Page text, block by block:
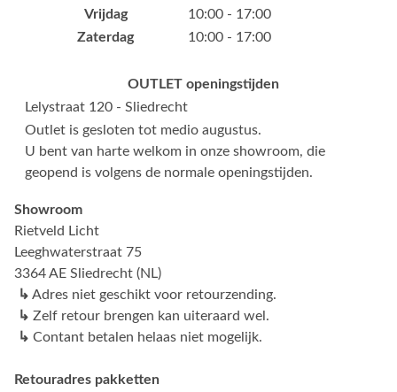
Vrijdag
10:00 - 17:00
Zaterdag
10:00 - 17:00
OUTLET openingstijden
Lelystraat 120 - Sliedrecht
Outlet is gesloten tot medio augustus.
U bent van harte welkom in onze showroom, die
geopend is volgens de normale openingstijden.
Showroom
Rietveld Licht
Leeghwaterstraat 75
3364 AE Sliedrecht (NL)
↳ Adres niet geschikt voor retourzending.
↳ Zelf retour brengen kan uiteraard wel.
↳ Contant betalen helaas niet mogelijk.
Retouradres pakketten